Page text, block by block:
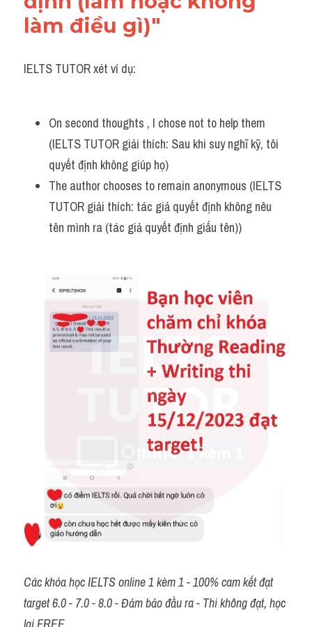
làm điều gì)"
IELTS TUTOR xét ví dụ:
On second thoughts , I chose not to help them
(IELTS TUTOR giải thích: Sau khi suy nghĩ kỹ, tôi
quyết định không giúp họ)
The author chooses to remain anonymous (IELTS
TUTOR giải thích: tác giả quyết định không nêu
tên mình ra (tác giả quyết định giấu tên))
Các khóa học IELTS online 1 kèm 1 - 100% cam kết đạt
target 6.0 - 7.0 - 8.0 - Đảm bảo đầu ra - Thi không đạt, học